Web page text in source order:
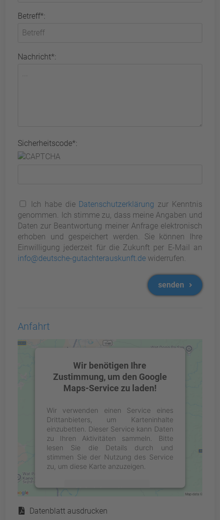
Betreff*:
Nachricht*:
Sicherheitscode*:
Ich habe die Datenschutzerklärung zur Kenntnis
genommen. Ich stimme zu, dass meine Angaben und
Daten zur Beantwortung meiner Anfrage elektronisch
erhoben und gespeichert werden. Sie können Ihre
Einwilligung jederzeit für die Zukunft per E-Mail an
info@deutsche-gutachterauskunft.de widerrufen.
senden
Anfahrt
Wir benötigen Ihre
Zustimmung, um den Google
Maps-Service zu laden!
Wir verwenden einen Service eines
Drittanbieters, um Karteninhalte
einzubetten. Dieser Service kann Daten
zu Ihren Aktivitäten sammeln. Bitte
lesen Sie die Details durch und
stimmen Sie der Nutzung des Service
zu, um diese Karte anzuzeigen.
Mehr Informationen
Akzeptieren
Service
Datenblatt ausdrucken